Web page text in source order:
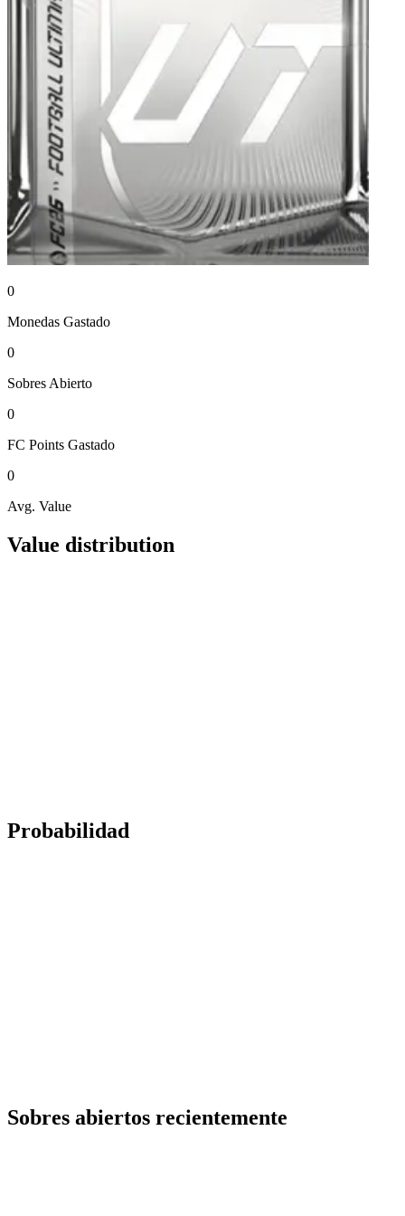
0
Monedas Gastado
0
Sobres Abierto
0
FC Points Gastado
0
Avg. Value
Value distribution
Probabilidad
Sobres abiertos recientemente